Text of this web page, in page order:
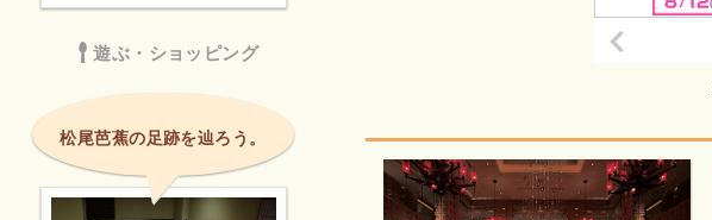
遊ぶ・ショッピング
松尾芭蕉の足跡を辿ろう。